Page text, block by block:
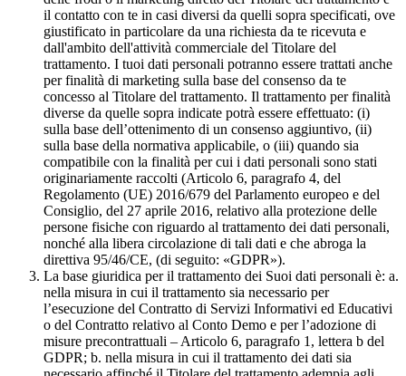
il contatto con te in casi diversi da quelli sopra specificati, ove
giustificato in particolare da una richiesta da te ricevuta e
dall'ambito dell'attività commerciale del Titolare del
trattamento. I tuoi dati personali potranno essere trattati anche
per finalità di marketing sulla base del consenso da te
concesso al Titolare del trattamento. Il trattamento per finalità
diverse da quelle sopra indicate potrà essere effettuato: (i)
sulla base dell’ottenimento di un consenso aggiuntivo, (ii)
sulla base della normativa applicabile, o (iii) quando sia
compatibile con la finalità per cui i dati personali sono stati
originariamente raccolti (Articolo 6, paragrafo 4, del
Regolamento (UE) 2016/679 del Parlamento europeo e del
Consiglio, del 27 aprile 2016, relativo alla protezione delle
persone fisiche con riguardo al trattamento dei dati personali,
nonché alla libera circolazione di tali dati e che abroga la
direttiva 95/46/CE, (di seguito: «GDPR»).
La base giuridica per il trattamento dei Suoi dati personali è: a.
nella misura in cui il trattamento sia necessario per
l’esecuzione del Contratto di Servizi Informativi ed Educativi
o del Contratto relativo al Conto Demo e per l’adozione di
misure precontrattuali – Articolo 6, paragrafo 1, lettera b del
GDPR; b. nella misura in cui il trattamento dei dati sia